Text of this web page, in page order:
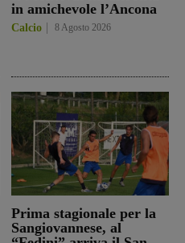
in amichevole l’Ancona
Calcio 8 Agosto 2026
Prima stagionale per la
Sangiovannese, al